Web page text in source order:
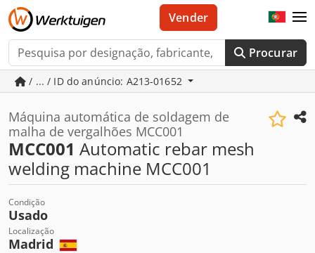
Procurar
Vender
/ ... / ID do anúncio: A213-01652
Máquina automática de soldagem de
malha de vergalhões MCC001
MCC001 Automatic rebar mesh
welding machine MCC001
Condição
Usado
Localização
Madrid